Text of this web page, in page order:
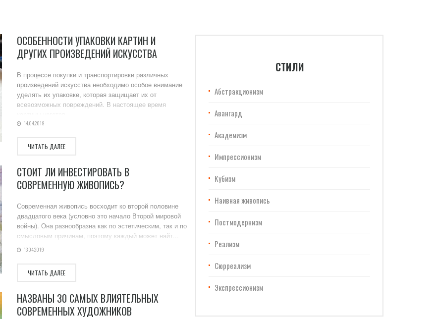
ОСОБЕННОСТИ УПАКОВКИ КАРТИН И
ДРУГИХ ПРОИЗВЕДЕНИЙ ИСКУССТВА
В процессе покупки и транспортировки различных
произведений искусства необходимо особое внимание
уделять их упаковке, которая защищает их от
всевозможных повреждений. В настоящее время
14.04.2019
ЧИТАТЬ ДАЛЕЕ
СТОИТ ЛИ ИНВЕСТИРОВАТЬ В
СОВРЕМЕННУЮ ЖИВОПИСЬ?
Современная живопись восходит ко второй половине
двадцатого века (условно это начало Второй мировой
войны). Она разнообразна как по эстетическим, так и по
смысловым причинам, поэтому каждый может найт...
13.04.2019
ЧИТАТЬ ДАЛЕЕ
НАЗВАНЫ 30 САМЫХ ВЛИЯТЕЛЬНЫХ
СОВРЕМЕННЫХ ХУДОЖНИКОВ
СТИЛИ
Абстракционизм
Авангард
Академизм
Импрессионизм
Кубизм
Наивная живопись
Постмодернизм
Реализм
Сюрреализм
Экспрессионизм